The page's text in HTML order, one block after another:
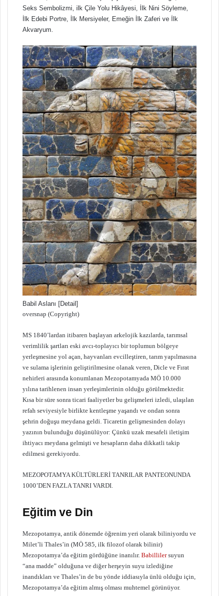
Seks Sembolizmi, ilk Çile Yolu Hikâyesi, İlk Nini Söyleme,
İlk Edebi Portre, İlk Mersiyeler, Emeğin İlk Zaferi ve İlk
Akvaryum.
Babil Aslanı [Detail]
oversnap (Copyright)
MS 1840’lardan itibaren başlayan arkelojik kazılarda, tarımsal
verimlilik şartları eski avcı-toplayıcı bir toplumun bölgeye
yerleşmesine yol açan, hayvanları evcilleştiren, tarım yapılmasına
ve sulama işlerinin geliştirilmesine olanak veren, Dicle ve Fırat
nehirleri arasında konumlanan Mezopotamyada MÖ 10.000
yılına tarihlenen insan yerleşimlerinin olduğu görülmektedir.
Kısa bir süre sonra ticari faaliyetler bu gelişmeleri izledi, ulaşılan
refah seviyesiyle birlikte kentleşme yaşandı ve ondan sonra
şehrin doğuşu meydana geldi. Ticaretin gelişmesinden dolayı
yazının bulunduğu düşünülüyor: Çünkü uzak mesafeli iletişim
ihtiyacı meydana gelmişti ve hesapların daha dikkatli takip
edilmesi gerekiyordu.
MEZOPOTAMYA KÜLTÜRLERİ TANRILAR PANTEONUNDA
1000’DEN FAZLA TANRI VARDI.
Eğitim ve Din
Mezopotamya, antik dönemde öğrenim yeri olarak biliniyordu ve
Milet’li Thales’in (MÖ 585, ilk filozof olarak bilinir)
Mezopotamya’da eğitim gördüğüne inanılır. Babillilersuyun
“ana madde” olduğuna ve diğer herşeyin suyu izlediğine
inandıkları ve Thales’in de bu yönde iddiasıyla ünlü olduğu için,
Mezopotamya’da eğitim almış olması muhtemel görünüyor.